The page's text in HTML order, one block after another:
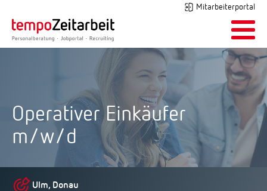
Mitarbeiterportal
Operativer Einkäufer
m/w/d
Ulm, Donau